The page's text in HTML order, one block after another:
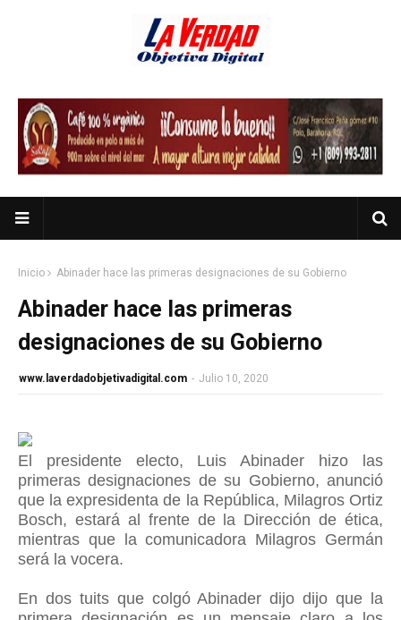
Inicio Abinader hace las primeras designaciones de su Gobierno
Abinader hace las primeras
designaciones de su Gobierno
www.laverdadobjetivadigital.com - Julio 10, 2020
El presidente electo, Luis Abinader hizo las
primeras designaciones de su Gobierno, anunció
que la expresidenta de la República, Milagros Ortiz
Bosch, estará al frente de la Dirección de ética,
mientras que la comunicadora Milagros Germán
será la vocera.
En dos tuits que colgó Abinader dijo dijo que la